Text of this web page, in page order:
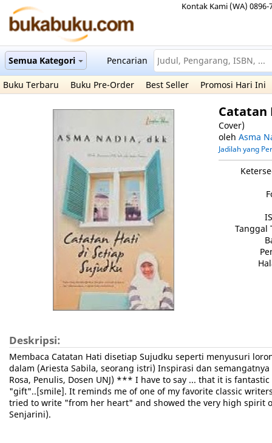
Kontak Kami (WA) 0896-
Semua Kategori Pencarian
Buku Terbaru Buku Pre-Order Best Seller Promosi Hari Ini
Catatan
Cover)
oleh Asma
Jadilah yang
Tanggal
Deskripsi:
Membaca Catatan Hati disetiap Sujudku seperti menyusuri
dalam (Ariesta Sabila, seorang istri) Inspirasi dan
Rosa, Penulis, Dosen UNJ) *** I have to say ... that it is
"gift"..[smile]. It reminds me of one of my favorite classic
tried to write "from her heart" and showed the very high spirit
Senjarini).